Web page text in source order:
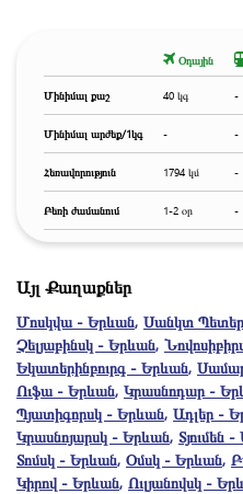
Օդային
Մինիմալ քաշ 40 կգ -
Մինիմալ արժեք/1կգ - -
Հեռավորություն 1794 կմ -
Բեռի ժամանում 1-2 օր -
Այլ Քաղաքներ
Մոսկվա - Երևան, Սանկտ
Չելյաբինսկ - Երևան,
Եկատերինբուրգ - Երևան,
Ուֆա - Երևան, Կրասնոդար -
Պյատիգորսկ - Երևան, Ադլեր -
Կրասնոյարսկ - Երևան, Տյումեն
Տոմսկ - Երևան, Օմսկ - Երևան,
Կիրով - Երևան, Ուլյանովսկ -